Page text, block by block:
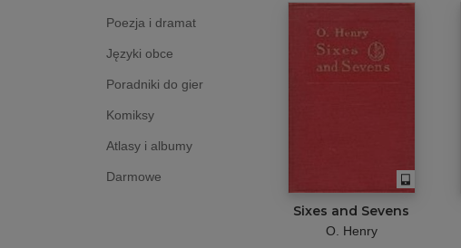
Poezja i dramat
Języki obce
Poradniki do gier
Komiksy
Atlasy i albumy
Darmowe
Sixes and Sevens
O. Henry